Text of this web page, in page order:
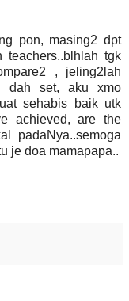
pon, masing2 dpt
tgk
, jeling2lah
dah set, aku xmo
sehabis baik utk
achieved, are the
padaNya..semoga
je doa mamapapa..